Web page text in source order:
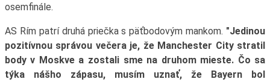
osemfinále.
AS Rím patrí druhá priečka s päťbodovým mankom. "Jedinou
pozitívnou správou večera je, že Manchester City stratil
body v Moskve a zostali sme na druhom mieste. Čo sa
týka nášho zápasu, musím uznať, že Bayern bol